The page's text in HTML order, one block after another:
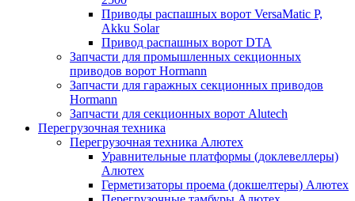
Приводы распашных ворот VersaMatic P,
Akku Solar
Привод распашных ворот DTA
Запчасти для промышленных секционных
приводов ворот Hormann
Запчасти для гаражных секционных приводов
Hormann
Запчасти для секционных ворот Alutech
Перегрузочная техника
Перегрузочная техника Алютех
Уравнительные платформы (доклевеллеры)
Алютех
Герметизаторы проема (докшелтеры) Алютех